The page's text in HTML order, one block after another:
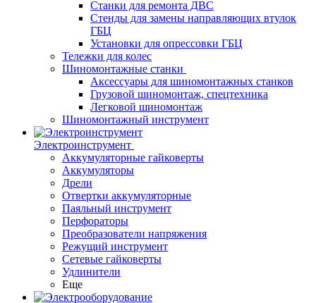
Станки для ремонта ДВС
Стенды для замены направляющих втулок
ГБЦ
Установки для опрессовки ГБЦ
Тележки для колес
Шиномонтажные станки
Аксессуары для шиномонтажных станков
Грузовой шиномонтаж, спецтехника
Легковой шиномонтаж
Шиномонтажный инструмент
Электроинструмент
Аккумуляторные гайковерты
Аккумуляторы
Дрели
Отвертки аккумуляторные
Паяльный инструмент
Перфораторы
Преобразователи напряжения
Режущий инструмент
Сетевые гайковерты
Удлинители
Еще